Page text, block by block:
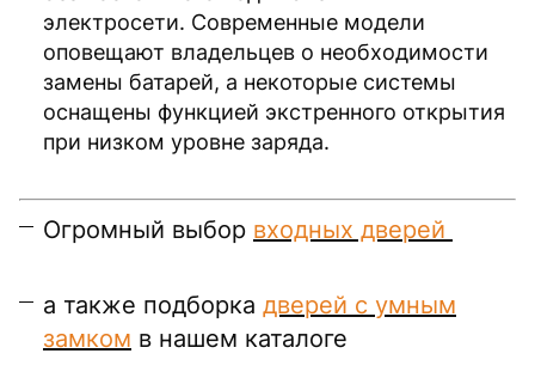
электросети. Современные модели
оповещают владельцев о необходимости
замены батарей, а некоторые системы
оснащены функцией экстренного открытия
при низком уровне заряда.
Огромный выбор входных дверей
а также подборка дверей с умным
замком в нашем каталоге